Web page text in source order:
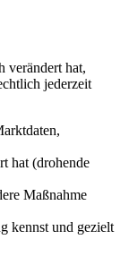
verändert hat,
jederzeit
hat (drohende
Maßnahme
kennst und gezielt